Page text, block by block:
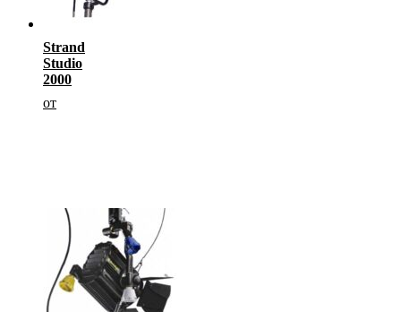
Strand
Studio
2000
от